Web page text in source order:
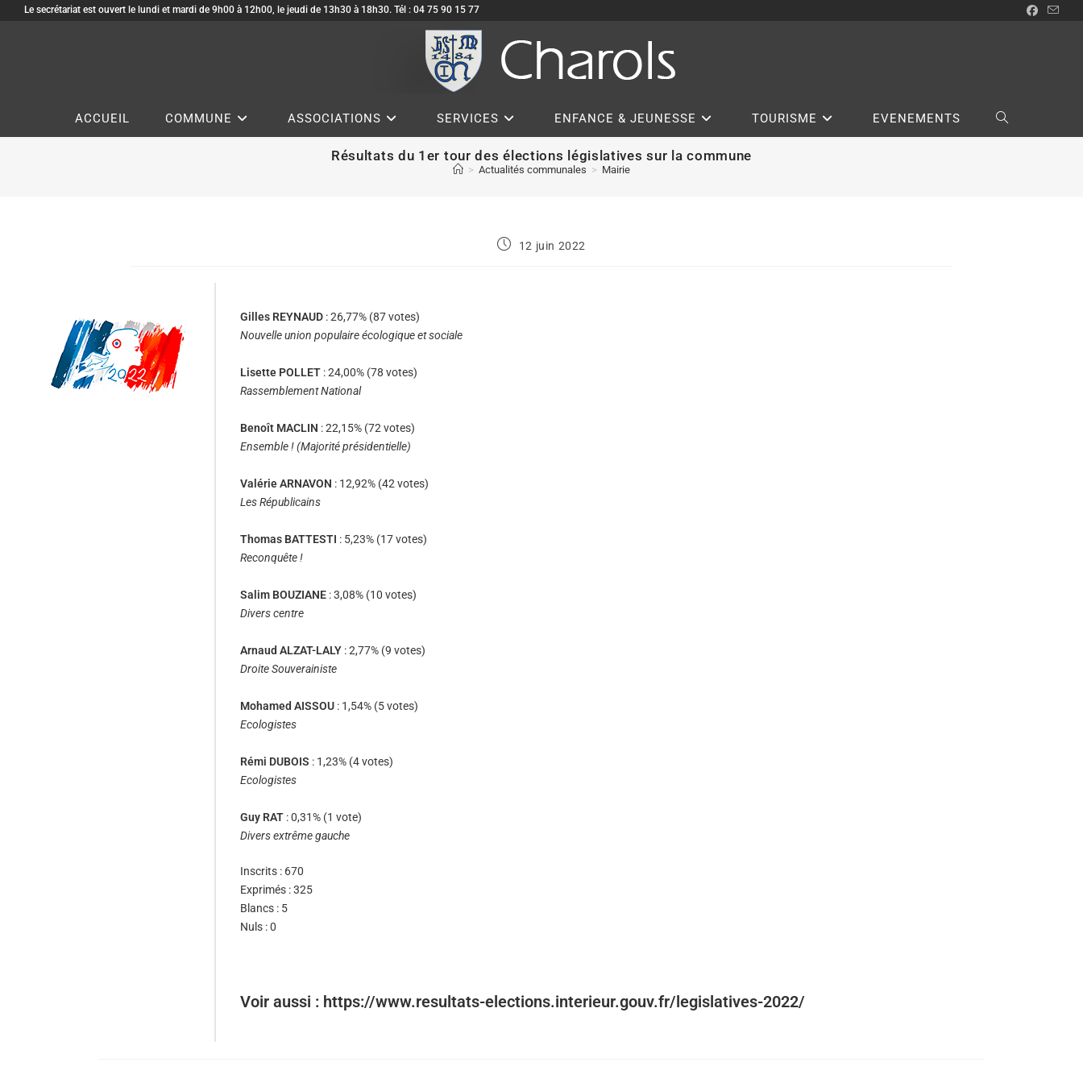
Le secrétariat est ouvert le lundi et mardi de 9h00 à 12h00, le jeudi de 13h30 à 18h30. Tél : 04 75 90 15 77
ACCUEIL COMMUNE ASSOCIATIONS SERVICES ENFANCE & JEUNESSE TOURISME EVENEMENTS
Résultats du 1er tour des élections législatives sur la commune
> Actualités communales > Mairie
12 juin 2022
Gilles REYNAUD : 26,77% (87 votes)
Nouvelle union populaire écologique et sociale
Lisette POLLET : 24,00% (78 votes)
Rassemblement National
Benoît MACLIN : 22,15% (72 votes)
Ensemble ! (Majorité présidentielle)
Valérie ARNAVON : 12,92% (42 votes)
Les Républicains
Thomas BATTESTI : 5,23% (17 votes)
Reconquête !
Salim BOUZIANE : 3,08% (10 votes)
Divers centre
Arnaud ALZAT-LALY : 2,77% (9 votes)
Droite Souverainiste
Mohamed AISSOU : 1,54% (5 votes)
Ecologistes
Rémi DUBOIS : 1,23% (4 votes)
Ecologistes
Guy RAT : 0,31% (1 vote)
Divers extrême gauche
Inscrits : 670
Exprimés : 325
Blancs : 5
Nuls : 0
Voir aussi : https://www.resultats-elections.interieur.gouv.fr/legislatives-2022/